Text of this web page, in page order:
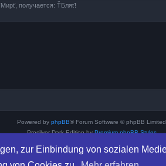
zur Einbindung von sozialen
получается: ŤБляť!
Powered by phpBB® Forum Software © phpBB Limited
Prosilver Dark Edition byPremium phpBB Styles
Datenschutz|Nutzungsbedingungen